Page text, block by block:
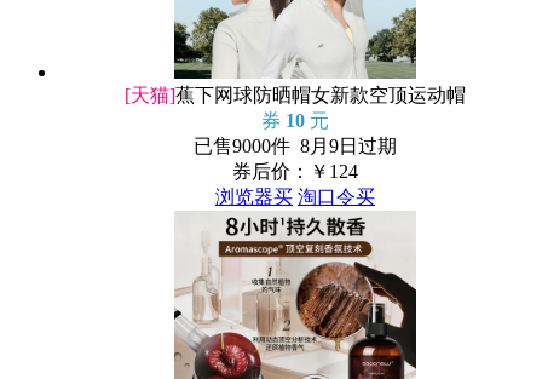
[天猫]蕉下网球防晒帽女新款空顶运动帽
券 10 元
已售9000件 8月9日过期
券后价：￥ 124
浏览器买 淘口令买